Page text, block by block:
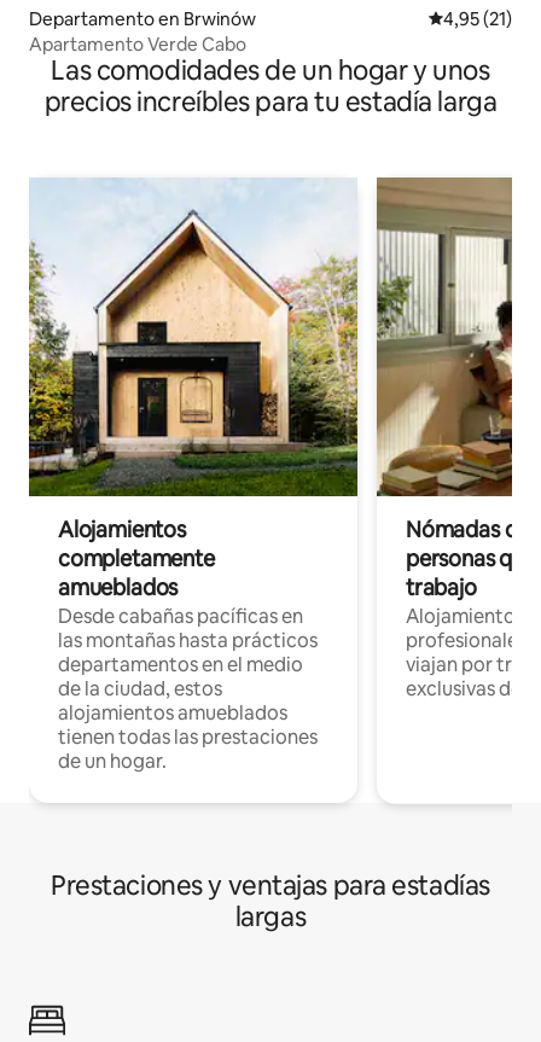
Departamento en Brwinów Calificación
4,95 (21)
Apartamento Verde Cabo
Las comodidades de un hogar y unos
precios increíbles para tu estadía larga
Alojamientos
completamente
amueblados
Desde cabañas pacíficas en
las montañas hasta prácticos
departamentos en el medio
de la ciudad, estos
alojamientos amueblados
tienen todas las prestaciones
de un hogar.
Nómadas
personas
trabajo
Alojamientos
profesionales
viajan por
exclusivas de
Prestaciones y ventajas para estadías
largas